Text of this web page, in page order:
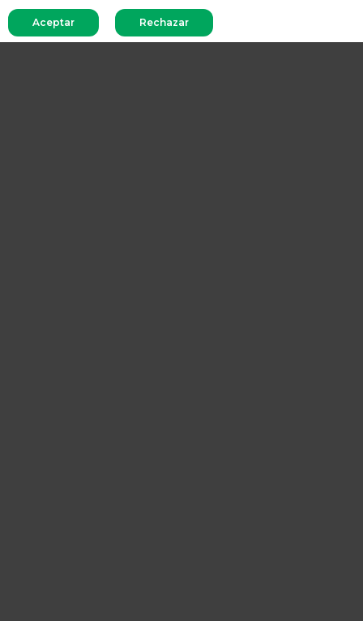
erat
volutpat. Ut
wisi enim
Aceptar Rechazar